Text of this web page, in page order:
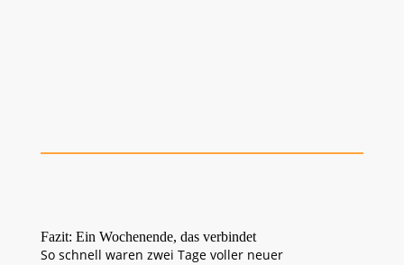
Fazit: Ein Wochenende, das verbindet
So schnell waren zwei Tage voller neuer